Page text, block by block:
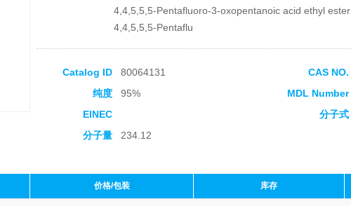
4,4,5,5,5-Pentafluoro-3-oxopentanoic acid ethyl ester
4,4,5,5,5-Pentaflu
Catalog ID 80064131 CAS NO.
纯度
95%
MDL Number
EINEC
分子式
分子量 234.12
价格/包装 库存